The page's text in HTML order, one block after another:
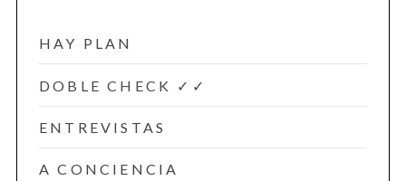
HAY PLAN
DOBLE CHECK ✓✓
ENTREVISTAS
A CONCIENCIA